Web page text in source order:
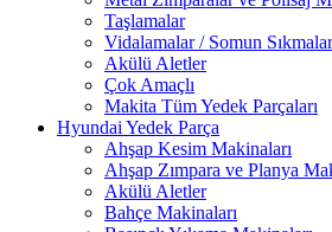
Taşlamalar
Vidalamalar / Somun Sıkmalar
Akülü Aletler
Çok Amaçlı
Makita Tüm Yedek Parçaları
Hyundai Yedek Parça
Ahşap Kesim Makinaları
Ahşap Zımpara ve Planya
Akülü Aletler
Bahçe Makinaları